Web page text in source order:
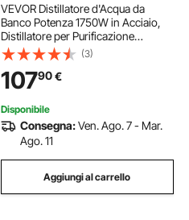
VEVOR Distillatore d'Acqua da
Banco Potenza 1750W in Acciaio,
Distillatore per Purificazione
dell'Acqua Produttività 1,5L/H,
Alambicco per Distillazione d'Acqua
Controllo di Tempo Contenitore in
Vetro
(3)
10790€
Disponibile
Consegna:Ven. Ago. 7 - Mar.
Ago. 11
Aggiungi al carrello